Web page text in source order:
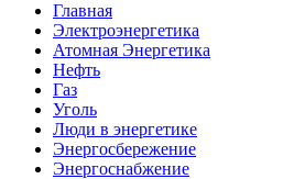
Главная
Электроэнергетика
Атомная Энергетика
Нефть
Газ
Уголь
Люди в энергетике
Энергосбережение
Энергоснабжение